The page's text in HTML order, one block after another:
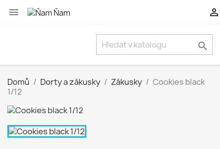
 

Domů Dorty a zákusky Zákusky
Cookies black
1/12